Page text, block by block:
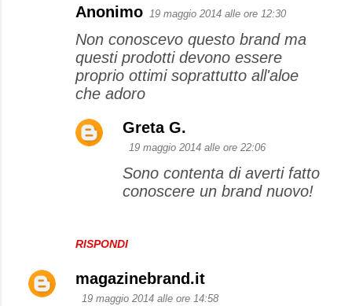
Anonimo 19 maggio 2014 alle ore 12:30
Non conoscevo questo brand ma
questi prodotti devono essere
proprio ottimi soprattutto all'aloe
che adoro
RISPONDI
Greta G.
19 maggio 2014 alle ore 22:06
Sono contenta di averti fatto
conoscere un brand nuovo!
magazinebrand.it
19 maggio 2014 alle ore 14:58